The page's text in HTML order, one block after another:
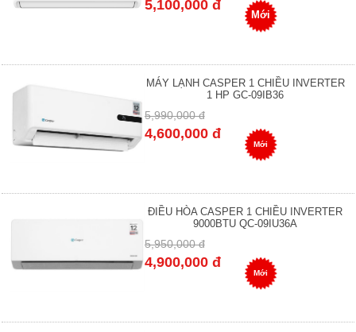
5,100,000 đ
Mới
MÁY LẠNH CASPER 1 CHIỀU INVERTER
1 HP GC-09IB36
5,990,000 đ
4,600,000 đ
Mới
ĐIỀU HÒA CASPER 1 CHIỀU INVERTER
9000BTU QC-09IU36A
5,950,000 đ
4,900,000 đ
Mới